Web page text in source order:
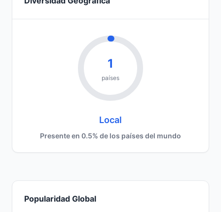
1
países
Local
Presente en 0.5% de los países del mundo
Popularidad Global